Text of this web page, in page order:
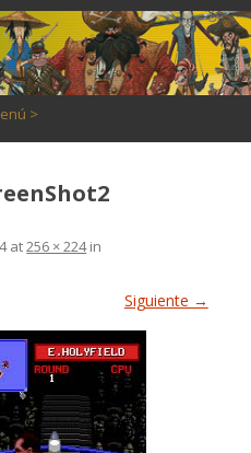
>
at256 × 224in
Siguiente →